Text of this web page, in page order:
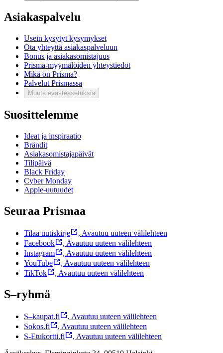
Asiakaspalvelu
Usein kysytyt kysymykset
Ota yhteyttä asiakaspalveluun
Bonus ja asiakasomistajuus
Prisma-myymälöiden yhteystiedot
Mikä on Prisma?
Palvelut Prismassa
Muuta evästeasetuksia
Suosittelemme
Ideat ja inspiraatio
Brändit
Asiakasomistajapäivät
Tilipäivä
Black Friday
Cyber Monday
Apple-uutuudet
Seuraa Prismaa
Tilaa uutiskirje , Avautuu uuteen välilehteen
Facebook
, Avautuu uuteen välilehteen
Instagram
, Avautuu uuteen välilehteen
YouTube
, Avautuu uuteen välilehteen
TikTok
, Avautuu uuteen välilehteen
S–ryhmä
S–kaupat.fi , Avautuu uuteen välilehteen
Sokos.fi
, Avautuu uuteen välilehteen
S-Etukortti.fi
, Avautuu uuteen välilehteen